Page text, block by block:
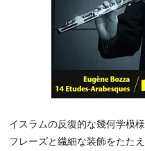
イスラムの反復的な幾何学模
フレーズと繊細な装飾をたた